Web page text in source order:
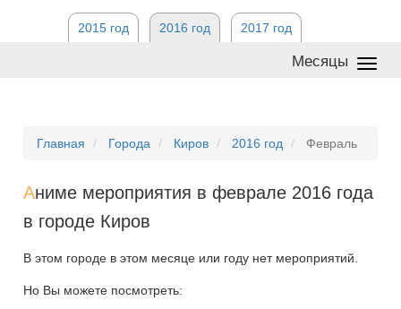
2015 год 2016 год 2017 год
Месяцы
Главная Города Киров 2016 год Февраль
Аниме мероприятия в феврале 2016 года
в городе Киров
В этом городе в этом месяце или году нет мероприятий.
Но Вы можете посмотреть: